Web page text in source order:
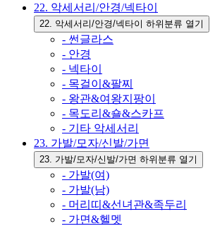
22. 악세서리/안경/넥타이
22. 악세서리/안경/넥타이 하위분류 열기
- 썬글라스
- 안경
- 넥타이
- 목걸이&팔찌
- 왕관&여왕지팡이
- 목도리&숄&스카프
- 기타 악세서리
23. 가발/모자/신발/가면
23. 가발/모자/신발/가면 하위분류 열기
- 가발(여)
- 가발(남)
- 머리띠&선녀관&족두리
- 가면&헬멧